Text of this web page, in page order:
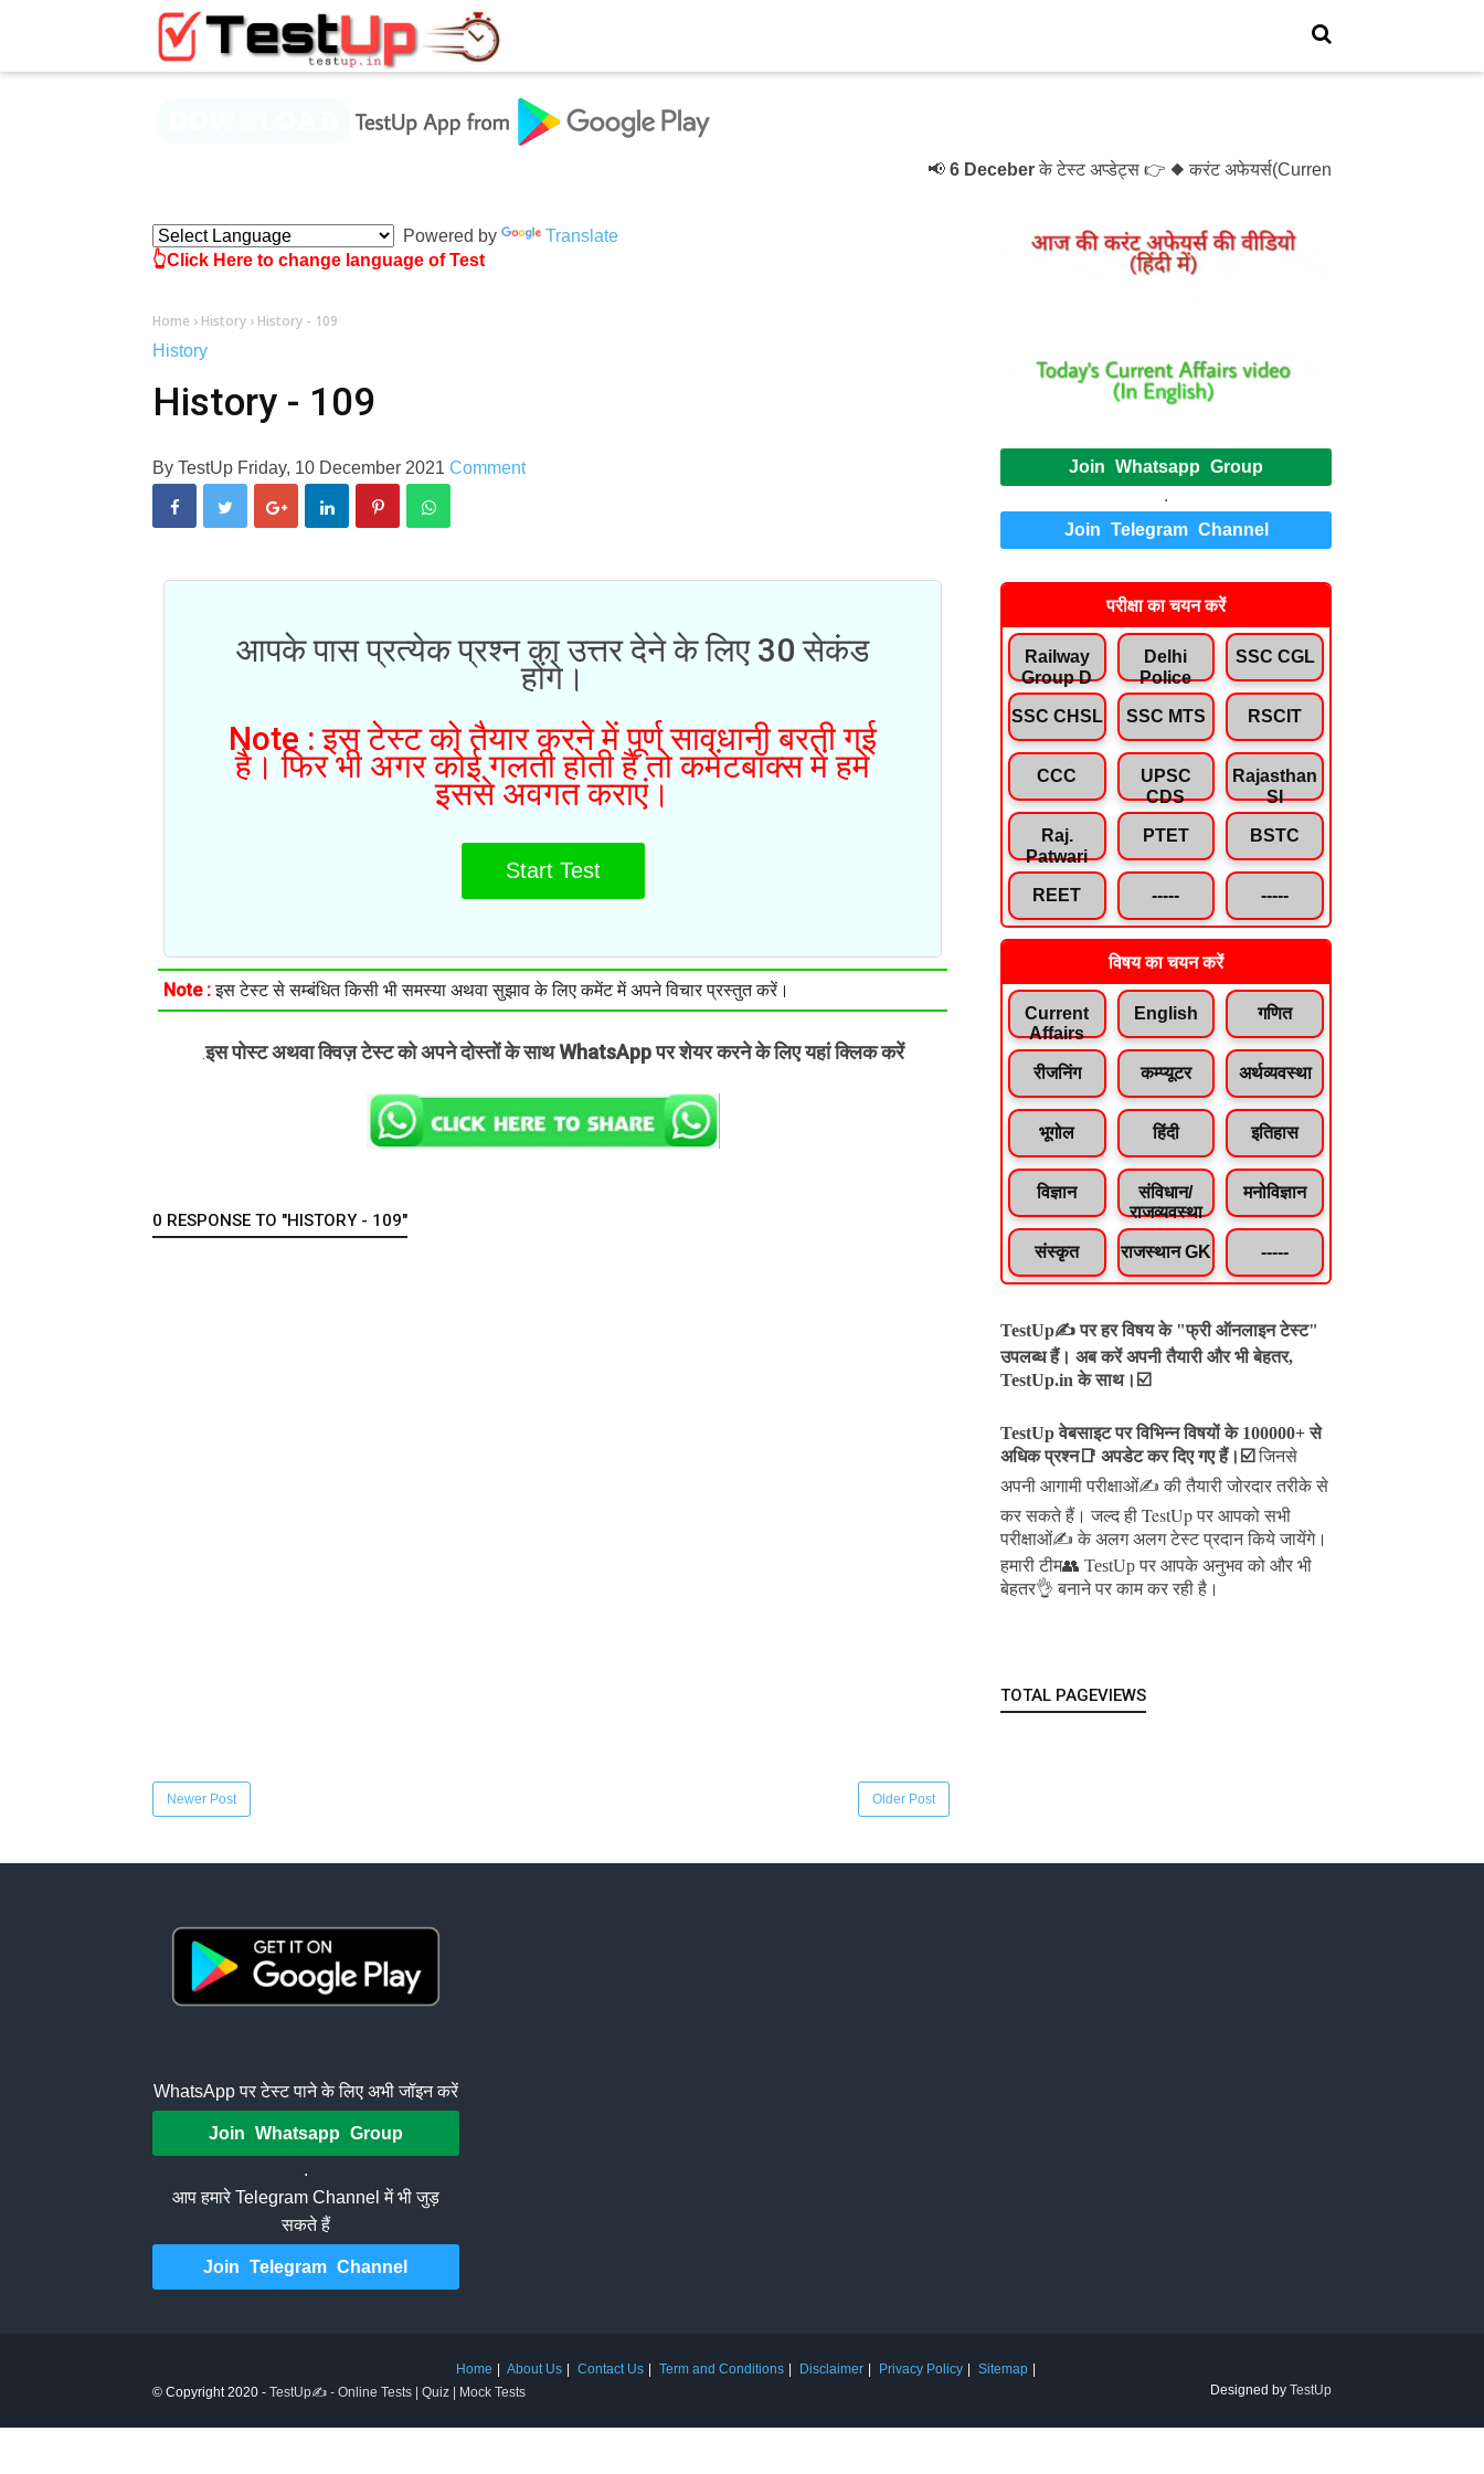
6 Deceberके टेस्ट अप्डेट्स 👉 ◆ करंट अफेयर्स(Current Affairs)- Test- 1214 ◆
Powered by
Translate
👆Click Here to change language of Test
Home › History › History - 109
History
History - 109
By TestUp Friday, 10 December 2021 Comment
आपके पास प्रत्येक प्रश्न का उत्तर देने के लिए 30 सेकंड
होंगे।
Note : इस टेस्ट को तैयार करने में पूर्ण सावधानी बरती गई
है। फिर भी अगर कोई गलती होती है तो कमेंटबॉक्स में हमे
इससे अवगत कराएं।
Start Test
Note :इस टेस्ट से सम्बंधित किसी भी समस्या अथवा सुझाव के लिए कमेंट में अपने विचार प्रस्तुत करें।
.इस पोस्ट अथवा क्विज़ टेस्ट को अपने दोस्तों के साथ WhatsApp पर शेयर करने के लिए यहां क्लिक करें
0 RESPONSE TO "HISTORY - 109"
Newer Post Older Post
Join Whatsapp Group
.
Join Telegram Channel
परीक्षा का चयन करें
Railway
Group D
Delhi
Police
SSC CGL
SSC CHSL SSC MTS RSCIT
CCC
UPSC
CDS
Rajasthan
SI
Raj.
Patwari
PTET BSTC
REET ----- -----
विषय का चयन करें
Current
Affairs
English गणित
रीजनिंग कम्प्यूटर अर्थव्यवस्था
भूगोल हिंदी इतिहास
विज्ञान
संविधान/
राजव्यवस्था
मनोविज्ञान
संस्कृत राजस्थान GK -----
TestUp✍️ पर हर विषय के "फ्री ऑनलाइन टेस्ट"
उपलब्ध हैं। अब करें अपनी तैयारी और भी बेहतर,
TestUp.in के साथ।☑️
TestUp वेबसाइट पर विभिन्न विषयों के 100000+ से
अधिक प्रश्न📑 अपडेट कर दिए गए हैं। ☑️ जिनसे
अपनी आगामी परीक्षाओं✍️ की तैयारी जोरदार तरीके से
कर सकते हैं।जल्द ही TestUp पर आपको सभी
परीक्षाओं✍️ के अलग अलग टेस्ट प्रदान किये जायेंगे।
हमारी टीम👥 TestUp पर आपके अनुभव को और भी
बेहतर👌 बनाने पर काम कर रही है।
TOTAL PAGEVIEWS
WhatsApp पर टेस्ट पाने के लिए अभी जॉइन करें
Join Whatsapp Group
.
आप हमारे Telegram Channel में भी जुड़
सकते हैं
Join Telegram Channel
Home About Us Contact Us Term and Conditions Disclaimer Privacy Policy
Sitemap
© Copyright 2020 - TestUp✍️ - Online Tests | Quiz | Mock Tests Designed by TestUp